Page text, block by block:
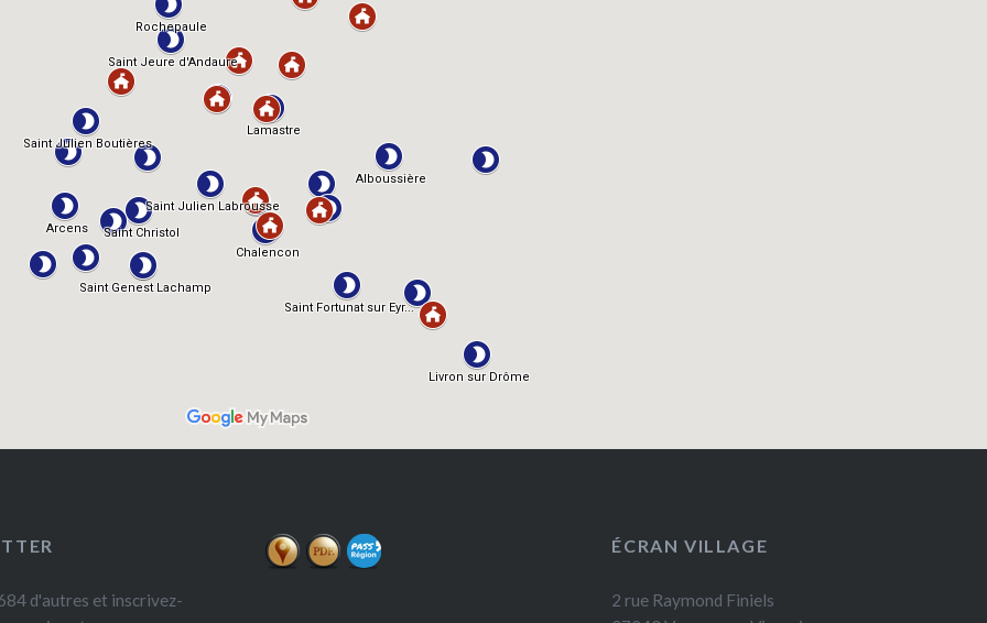
d'autres et inscrivez-
ÉCRAN VILLAGE
2 rue Raymond Finiels